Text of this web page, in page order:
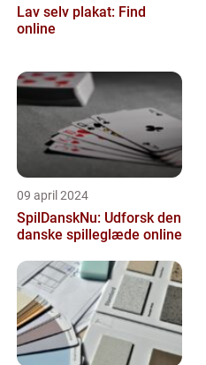
Lav selv plakat: Find
online
09 april 2024
SpilDanskNu: Udforsk den
danske spilleglæde online